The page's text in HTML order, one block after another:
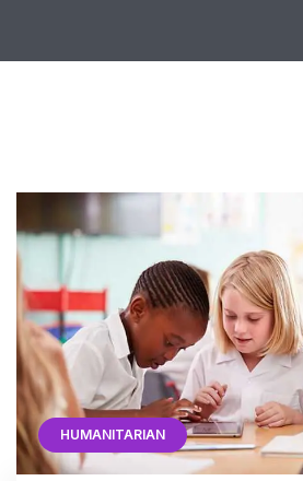
HUMANITARIAN